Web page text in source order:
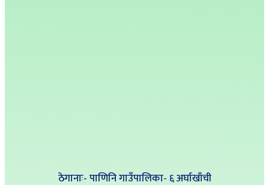
ठेगानाः- पाणिनि गाउँपालिका- ६ अर्घाखाँची